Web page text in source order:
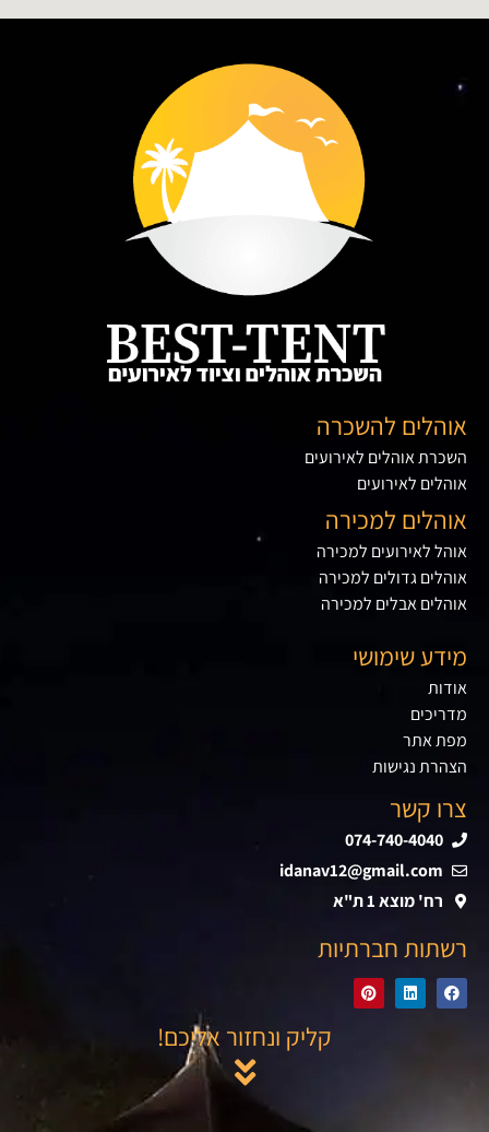
אוהלים להשכרה
השכרת אוהלים לאירועים
אוהלים לאירועים
אוהלים למכירה
אוהל לאירועים למכירה
אוהלים גדולים למכירה
אוהלים אבלים למכירה
מידע שימושי
אודות
מדריכים
מפת אתר
הצהרת נגישות
צרו קשר
074-740-4040
idanav12@gmail.com
רח' מוצא 1 ת"א
רשתות חברתיות
קליק ונחזור אליכם!